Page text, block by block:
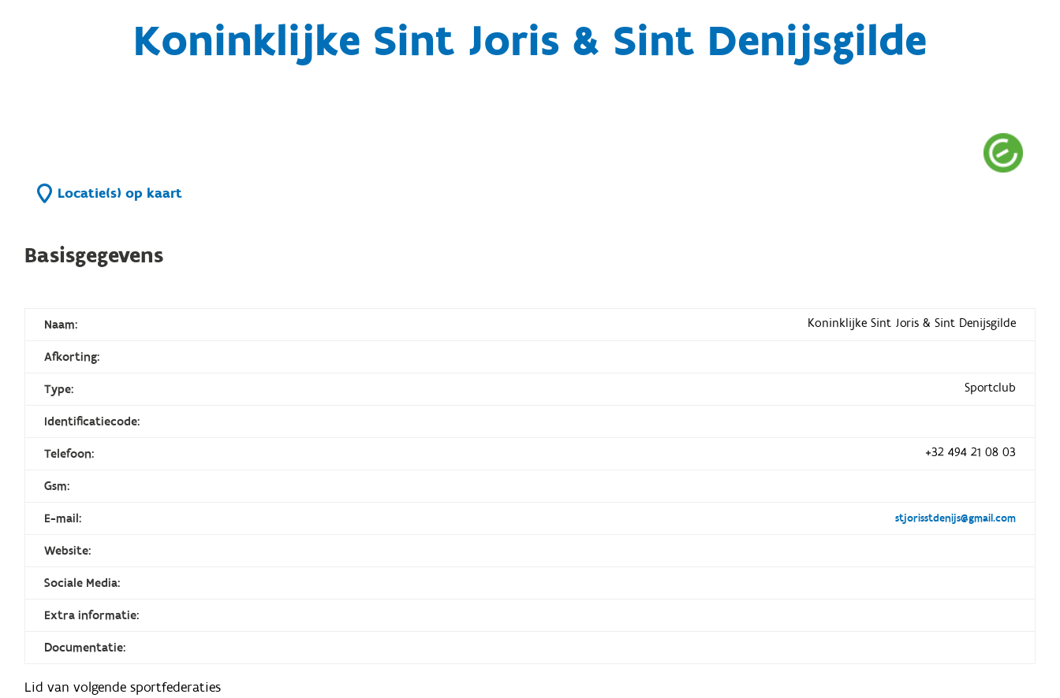
Koninklijke Sint Joris & Sint Denijsgilde
Locatie(s) op kaart
Basisgegevens
Naam: Koninklijke Sint Joris & Sint Denijsgilde
Afkorting:
Type: Sportclub
Identificatiecode:
Telefoon: +32 494 21 08 03
Gsm:
E-mail: stjorisstdenijs@gmail.com
Website:
Sociale Media:
Extra informatie:
Documentatie:
Lid van volgende sportfederaties